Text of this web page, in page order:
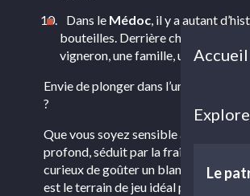
Accueil
Le
Dans le Médoc, il y a autant
bouteilles. Derrière chaque vin, il y a
vigneron, une famille, une passion.
Envie de plonger dans l’univers des
?
Que vous soyez sensible à la robe
profond, séduit par la fraîcheur d’un
curieux de goûter un blanc inattendu,
est le terrain de jeu idéal pour éveiller